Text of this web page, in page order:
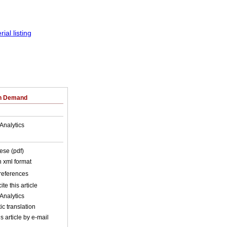
Demand
(pdf)
xml format
this article
translation
article by e-mail